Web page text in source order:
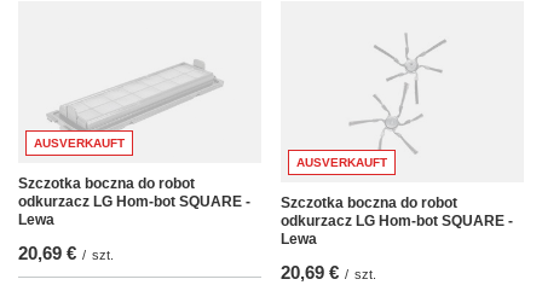
AUSVERKAUFT
Szczotka boczna do robot
odkurzacz LG Hom-bot SQUARE -
Lewa
20,69 € / szt.
AUSVERKAUFT
Szczotka boczna do robot
odkurzacz LG Hom-bot SQUARE -
Lewa
20,69 € / szt.